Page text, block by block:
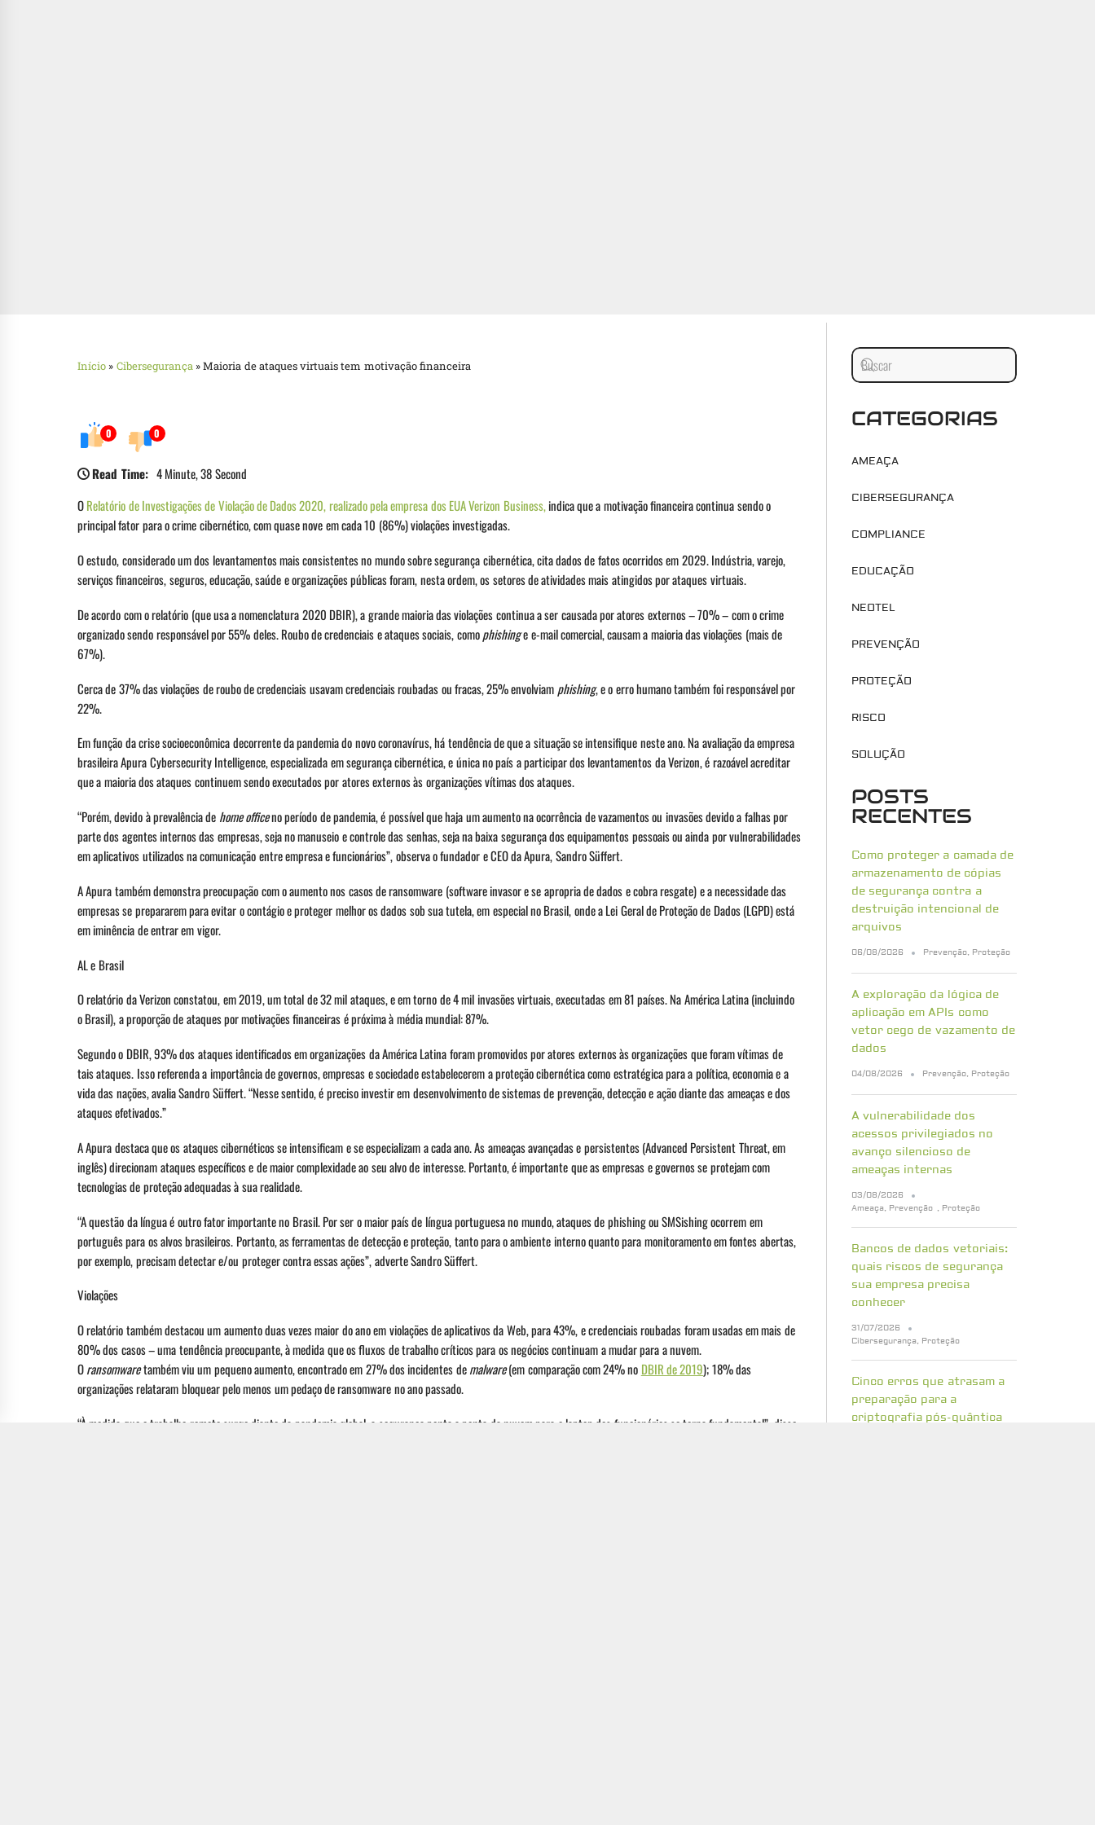
Início » Cibersegurança»Maioria de ataques virtuais tem motivação financeira
0 0
Read Time: 4 Minute, 38 Second
ORelatório de Investigações de Violação de Dados 2020, realizado pela empresa dos EUA Verizon Business,indica que a motivação financeira continua sendo o
principal fator para o crime cibernético, com quase nove em cada 10 (86%) violações investigadas.
O estudo, considerado um dos levantamentos mais consistentes no mundo sobre segurança cibernética, cita dados de fatos ocorridos em 2029. Indústria, varejo,
serviços financeiros, seguros, educação, saúde e organizações públicas foram, nesta ordem, os setores de atividades mais atingidos por ataques virtuais.
De acordo com o relatório (que usa a nomenclatura 2020 DBIR), a grande maioria das violações continua a ser causada por atores externos – 70% – com o crime
organizado sendo responsável por 55% deles. Roubo de credenciais e ataques sociais, comophishinge e-mail comercial, causam a maioria das violações (mais de
67%).
Cerca de 37% das violações de roubo de credenciais usavam credenciais roubadas ou fracas, 25% envolviam phishing, e o erro humano também foi responsável por
22%.
Em função da crise socioeconômica decorrente da pandemia do novo coronavírus, há tendência de que a situação se intensifique neste ano. Na avaliação da empresa
brasileira Apura Cybersecurity Intelligence, especializada em segurança cibernética, e única no país a participar dos levantamentos da Verizon, é razoável acreditar
que a maioria dos ataques continuem sendo executados por atores externos às organizações vítimas dos ataques.
“Porém, devido à prevalência de home officeno período de pandemia, é possível que haja um aumento na ocorrência de vazamentos ou invasões devido a falhas por
parte dos agentes internos das empresas, seja no manuseio e controle das senhas, seja na baixa segurança dos equipamentos pessoais ou ainda por vulnerabilidades
em aplicativos utilizados na comunicação entre empresa e funcionários”, observa o fundador e CEO da Apura, Sandro Süffert.
A Apura também demonstra preocupação com o aumento nos casos de ransomware (software invasor e se apropria de dados e cobra resgate) e a necessidade das
empresas se prepararem para evitar o contágio e proteger melhor os dados sob sua tutela, em especial no Brasil, onde a Lei Geral de Proteção de Dados (LGPD) está
em iminência de entrar em vigor.
AL e Brasil
O relatório da Verizon constatou, em 2019, um total de 32 mil ataques, e em torno de 4 mil invasões virtuais, executadas em 81 países. Na América Latina (incluindo
o Brasil), a proporção de ataques por motivações financeiras é próxima à média mundial: 87%.
Segundo o DBIR, 93% dos ataques identificados em organizações da América Latina foram promovidos por atores externos às organizações que foram vítimas de
tais ataques. Isso referenda a importância de governos, empresas e sociedade estabelecerem a proteção cibernética como estratégica para a política, economia e a
vida das nações, avalia Sandro Süffert. “Nesse sentido, é preciso investir em desenvolvimento de sistemas de prevenção, detecção e ação diante das ameaças e dos
ataques efetivados.”
A Apura destaca que os ataques cibernéticos se intensificam e se especializam a cada ano. As ameaças avançadas e persistentes (Advanced Persistent Threat, em
inglês) direcionam ataques específicos e de maior complexidade ao seu alvo de interesse. Portanto, é importante que as empresas e governos se protejam com
tecnologias de proteção adequadas à sua realidade.
“A questão da língua é outro fator importante no Brasil. Por ser o maior país de língua portuguesa no mundo, ataques de phishing ou SMSishing ocorrem em
português para os alvos brasileiros. Portanto, as ferramentas de detecção e proteção, tanto para o ambiente interno quanto para monitoramento em fontes abertas,
por exemplo, precisam detectar e/ou proteger contra essas ações”, adverte Sandro Süffert.
Violações
O relatório também destacou um aumento duas vezes maior do ano em violações de aplicativos da Web, para 43%, e credenciais roubadas foram usadas em mais de
80% dos casos – uma tendência preocupante, à medida que os fluxos de trabalho críticos para os negócios continuam a mudar para a nuvem.
Oransomwaretambém viu um pequeno aumento, encontrado em 27% dos incidentes demalware(em comparação com 24% no DBIR de 2019); 18% das
organizações relataram bloquear pelo menos um pedaço de ransomware no ano passado.
“À medida que o trabalho remoto surge diante da pandemia global, a segurança ponta a ponta da nuvem para o laptop dos funcionários se torna fundamental”, disse
CATEGORIAS
AMEAÇA
CIBERSEGURANÇA
COMPLIANCE
EDUCAÇÃO
NEOTEL
PREVENÇÃO
PROTEÇÃO
RISCO
SOLUÇÃO
POSTS
RECENTES
Como proteger a camada de
armazenamento de cópias
de segurança contra a
destruição intencional de
arquivos
06/08/2026 Prevenção, Proteção
A exploração da lógica de
aplicação em APIs como
vetor cego de vazamento de
dados
04/08/2026 Prevenção, Proteção
A vulnerabilidade dos
acessos privilegiados no
avanço silencioso de
ameaças internas
03/08/2026
Ameaça, Prevenção , Proteção
Bancos de dados vetoriais:
quais riscos de segurança
sua empresa precisa
conhecer
31/07/2026
Cibersegurança, Proteção
Cinco erros que atrasam a
preparação para a
criptografia pós-quântica